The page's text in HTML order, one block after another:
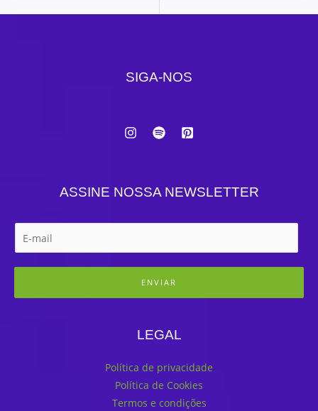
SIGA-NOS
ASSINE NOSSA NEWSLETTER
ENVIAR
LEGAL
Política de privacidade
Política de Cookies
Termos e condições